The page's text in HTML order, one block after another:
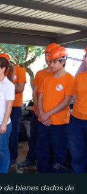
de bienes dados de